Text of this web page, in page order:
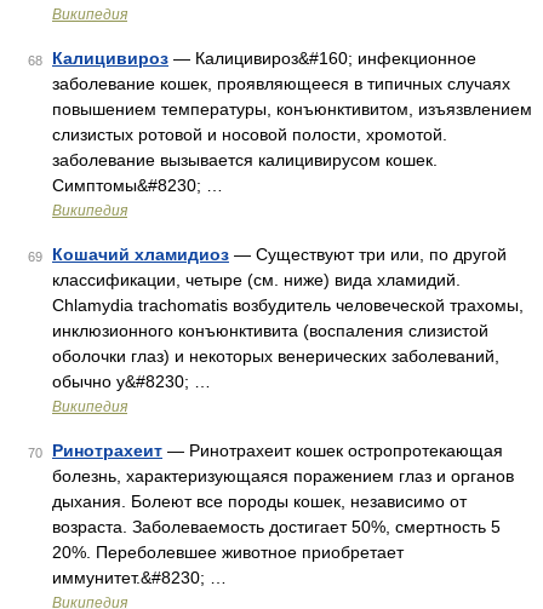
Википедия
68 Калицивироз — Калицивироз&#160; инфекционное
заболевание кошек, проявляющееся в типичных случаях
повышением температуры, конъюнктивитом, изъязвлением
слизистых ротовой и носовой полости, хромотой.
заболевание вызывается калицивирусом кошек.
Симптомы&#8230; …
Википедия
69 Кошачий хламидиоз — Существуют три или, по другой
классификации, четыре (см. ниже) вида хламидий.
Chlamydia trachomatis возбудитель человеческой трахомы,
инклюзионного конъюнктивита (воспаления слизистой
оболочки глаз) и некоторых венерических заболеваний,
обычно у&#8230; …
Википедия
70 Ринотрахеит — Pинотрахеит кошек остропротекающая
болезнь, характеризующаяся поражением глаз и органов
дыхания. Болеют все породы кошек, независимо от
возраста. Заболеваемость достигает 50%, смертность 5
20%. Переболевшее животное приобретает
иммунитет.&#8230; …
Википедия